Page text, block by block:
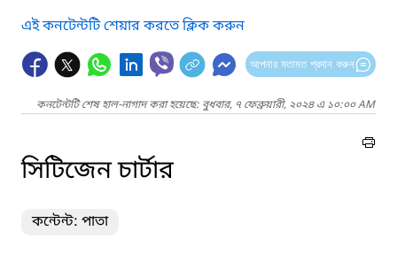
এই কনটেন্টটি শেয়ার করতে ক্লিক করুন
আপনার মতামত প্রদান করুন
কনটেন্টটি শেষ হাল-নাগাদ করা হয়েছে: বুধবার, ৭ ফেব্রুয়ারী, ২০২৪ এ ১০:০০ AM
সিটিজেন চার্টার
কন্টেন্ট: পাতা